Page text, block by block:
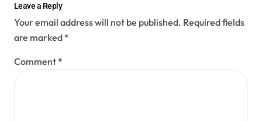
Leave a Reply
Your email address will not be published. Required fields
are marked *
Comment *